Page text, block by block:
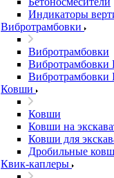
Индикаторы
Вибротрамбовки
Вибротрамбовки
Вибротрамбовки
Вибротрамбовки
Ковши
Ковши
Ковши на
Ковши для
Дробильные
Квик-каплеры